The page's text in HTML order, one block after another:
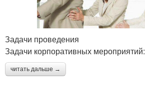
Задачи проведения
Задачи корпоративных мероприятий:
читать дальше →